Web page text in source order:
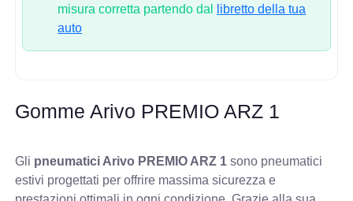
misura corretta partendo dal
libretto della tua
auto
Gomme Arivo PREMIO ARZ 1
Gli pneumatici Arivo PREMIO ARZ 1 sono pneumatici
estivi progettati per offrire massima sicurezza e